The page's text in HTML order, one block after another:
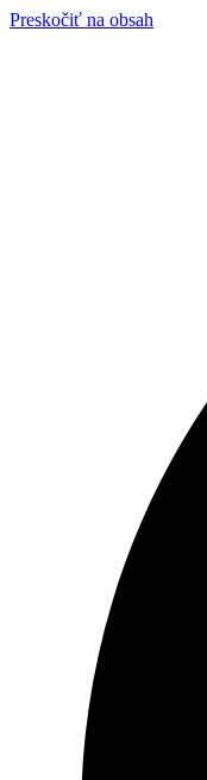
Preskočiť na obsah